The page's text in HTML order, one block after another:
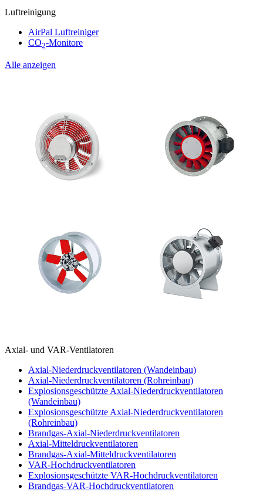
Luftreinigung
AirPal Luftreiniger
CO2-Monitore
Alle anzeigen
Axial- und VAR-Ventilatoren
Axial-Niederdruckventilatoren (Wandeinbau)
Axial-Niederdruckventilatoren (Rohreinbau)
Explosionsgeschützte Axial-Niederdruckventilatoren
(Wandeinbau)
Explosionsgeschützte Axial-Niederdruckventilatoren
(Rohreinbau)
Brandgas-Axial-Niederdruckventilatoren
Axial-Mitteldruckventilatoren
Brandgas-Axial-Mitteldruckventilatoren
VAR-Hochdruckventilatoren
Explosionsgeschützte VAR-Hochdruckventilatoren
Brandgas-VAR-Hochdruckventilatoren